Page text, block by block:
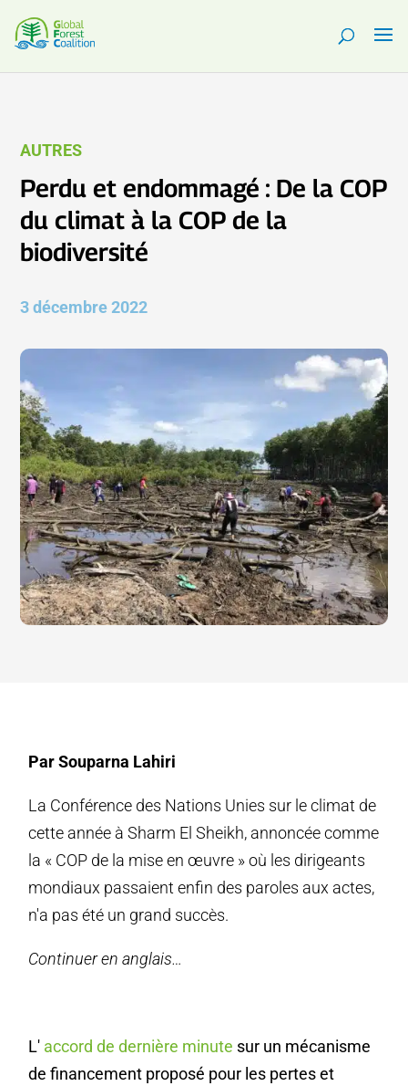
AUTRES
Perdu et endommagé : De la COP
du climat à la COP de la
biodiversité
3 décembre 2022
Par Souparna Lahiri
La Conférence des Nations Unies sur le climat de
cette année à Sharm El Sheikh, annoncée comme
la « COP de la mise en œuvre » où les dirigeants
mondiaux passaient enfin des paroles aux actes,
n'a pas été un grand succès.
Continuer en anglais…
L' accord de dernière minute sur un mécanisme
de financement proposé pour les pertes et